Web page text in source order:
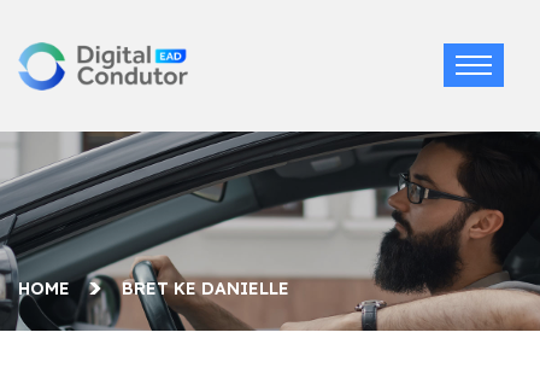
HOME BRET KE DANIELLE